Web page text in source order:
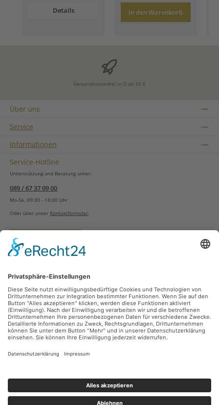
Details In den Warenkorb
Versandkostenfrei in D ab 35 €
Über uns
Service
Informationen
Service-Hotline
Unterstützung und Beratung unter:
089 / 67 37 09 00
Mo-Sa, 09:30 - 18:00 Uhr
Oder über unser Kontaktformular.
Vertrag widerrufen
Zahlungsarten
Sicher Einkaufen
Ladengeschäft
Newsletter
Facebook Instagram